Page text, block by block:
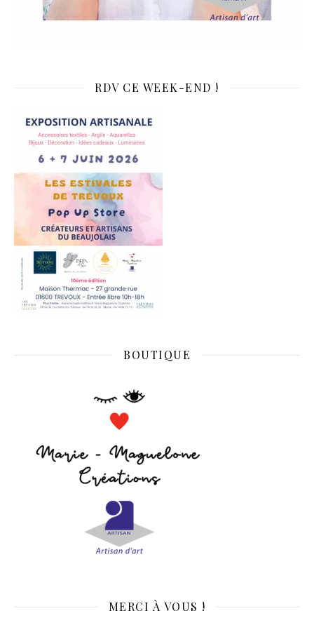
RDV CE WEEK-END !
BOUTIQUE
MERCI À VOUS !